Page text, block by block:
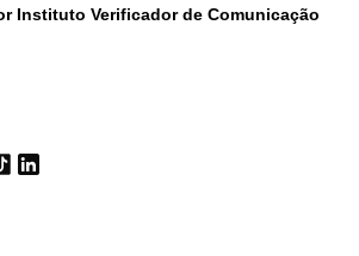
Instituto Verificador de Comunicação